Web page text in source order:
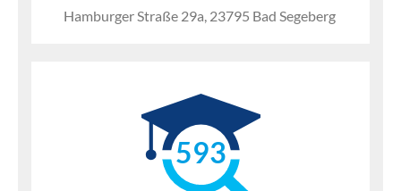
Hamburger Straße 29a, 23795 Bad Segeberg
593